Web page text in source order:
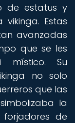
de estatus y
Estas
avanzadas
que se les
místico. Su
no solo
que las
la
de